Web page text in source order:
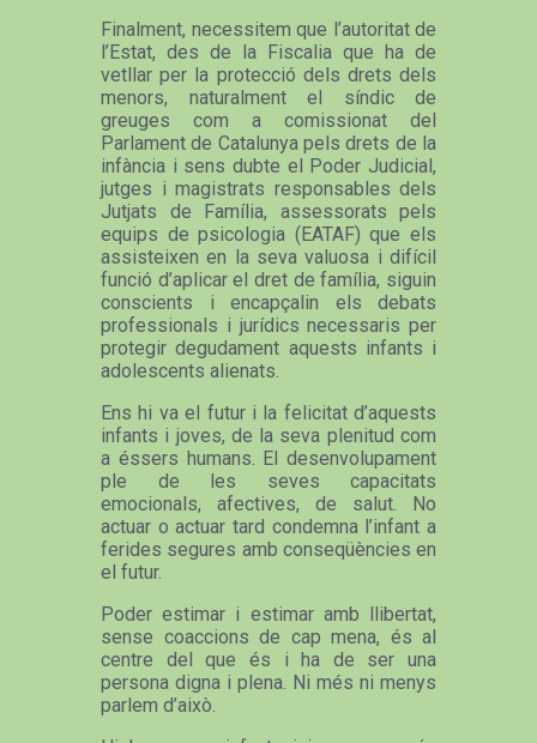
Finalment, necessitem que l’autoritat de
l’Estat, des de la Fiscalia que ha de
vetllar per la protecció dels drets dels
menors, naturalment el síndic de
greuges com a comissionat del
Parlament de Catalunya pels drets de la
infància i sens dubte el Poder Judicial,
jutges i magistrats responsables dels
Jutjats de Família, assessorats pels
equips de psicologia (EATAF) que els
assisteixen en la seva valuosa i difícil
funció d’aplicar el dret de família, siguin
conscients i encapçalin els debats
professionals i jurídics necessaris per
protegir degudament aquests infants i
adolescents alienats.
Ens hi va el futur i la felicitat d’aquests
infants i joves, de la seva plenitud com
a éssers humans. El desenvolupament
ple de les seves capacitats
emocionals, afectives, de salut. No
actuar o actuar tard condemna l’infant a
ferides segures amb conseqüències en
el futur.
Poder estimar i estimar amb llibertat,
sense coaccions de cap mena, és al
centre del que és i ha de ser una
persona digna i plena. Ni més ni menys
parlem d’això.